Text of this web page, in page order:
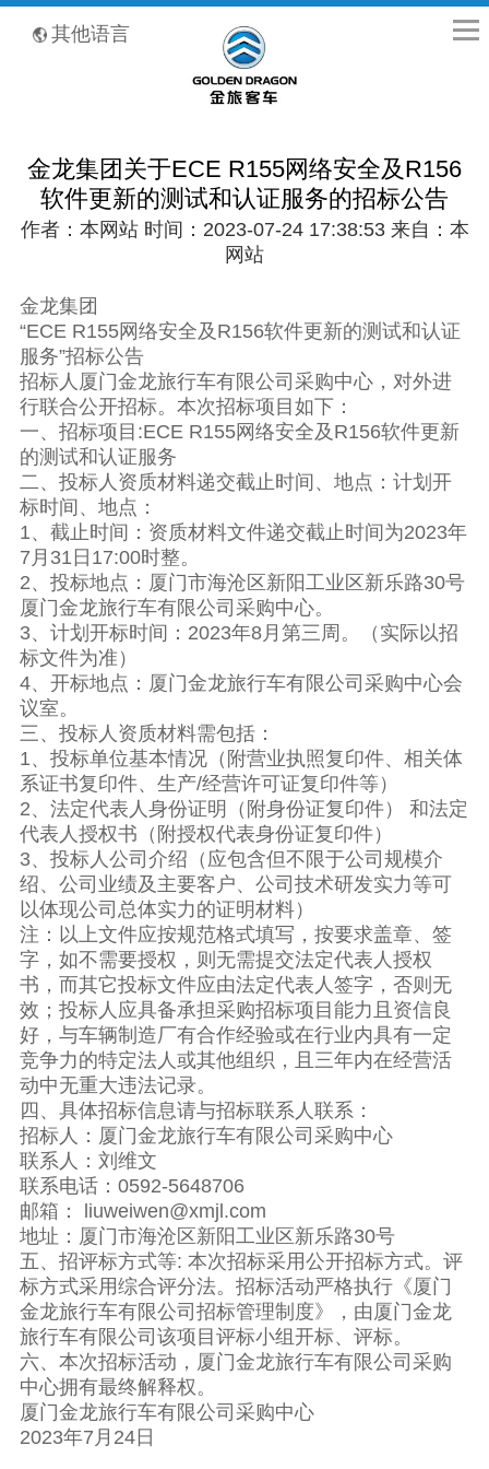
其他语言
金龙集团关于ECE R155网络安全及R156
软件更新的测试和认证服务的招标公告
作者：本网站 时间：2023-07-24 17:38:53 来自：本
网站
金龙集团
“ECE R155网络安全及R156软件更新的测试和认证
服务”招标公告
招标人厦门金龙旅行车有限公司采购中心，对外进
行联合公开招标。本次招标项目如下：
一、招标项目:ECE R155网络安全及R156软件更新
的测试和认证服务
二、投标人资质材料递交截止时间、地点：计划开
标时间、地点：
1、截止时间：资质材料文件递交截止时间为2023年
7月31日17:00时整。
2、投标地点：厦门市海沧区新阳工业区新乐路30号
厦门金龙旅行车有限公司采购中心。
3、计划开标时间：2023年8月第三周。（实际以招
标文件为准）
4、开标地点：厦门金龙旅行车有限公司采购中心会
议室。
三、投标人资质材料需包括：
1、投标单位基本情况（附营业执照复印件、相关体
系证书复印件、生产/经营许可证复印件等）
2、法定代表人身份证明（附身份证复印件） 和法定
代表人授权书（附授权代表身份证复印件）
3、投标人公司介绍（应包含但不限于公司规模介
绍、公司业绩及主要客户、公司技术研发实力等可
以体现公司总体实力的证明材料）
注：以上文件应按规范格式填写，按要求盖章、签
字，如不需要授权，则无需提交法定代表人授权
书，而其它投标文件应由法定代表人签字，否则无
效；投标人应具备承担采购招标项目能力且资信良
好，与车辆制造厂有合作经验或在行业内具有一定
竞争力的特定法人或其他组织，且三年内在经营活
动中无重大违法记录。
四、具体招标信息请与招标联系人联系：
招标人：厦门金龙旅行车有限公司采购中心
联系人：刘维文
联系电话：0592-5648706
邮箱： liuweiwen@xmjl.com
地址：厦门市海沧区新阳工业区新乐路30号
五、招评标方式等: 本次招标采用公开招标方式。评
标方式采用综合评分法。招标活动严格执行《厦门
金龙旅行车有限公司招标管理制度》，由厦门金龙
旅行车有限公司该项目评标小组开标、评标。
六、本次招标活动，厦门金龙旅行车有限公司采购
中心拥有最终解释权。
厦门金龙旅行车有限公司采购中心
2023年7月24日